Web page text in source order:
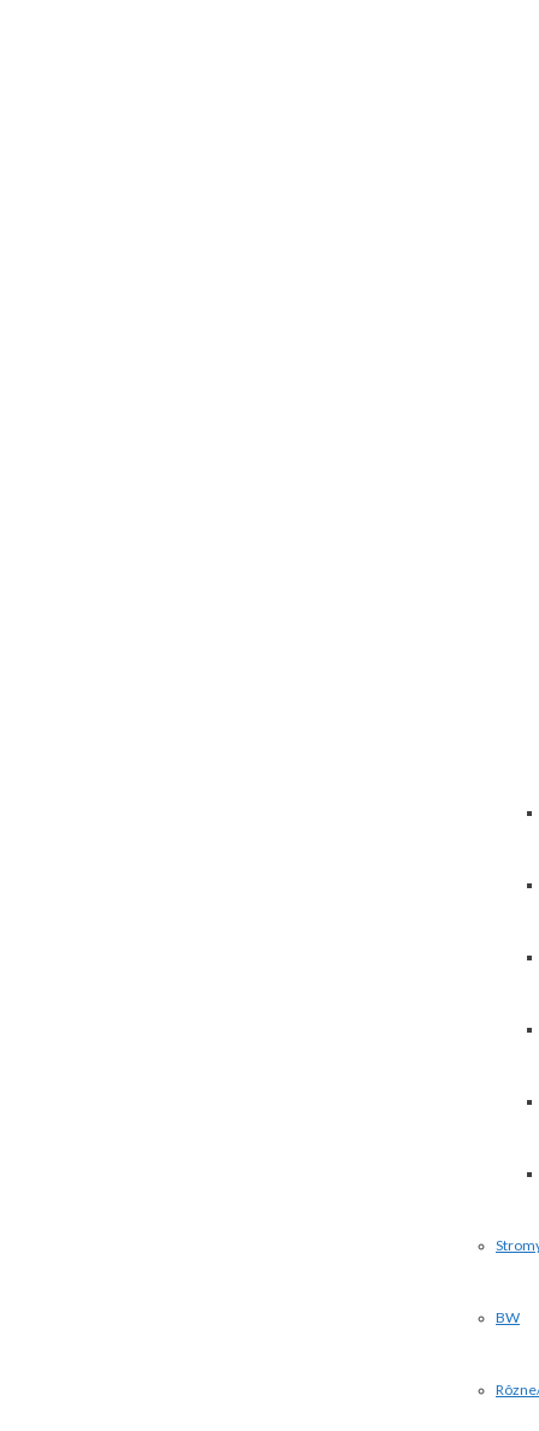
BW